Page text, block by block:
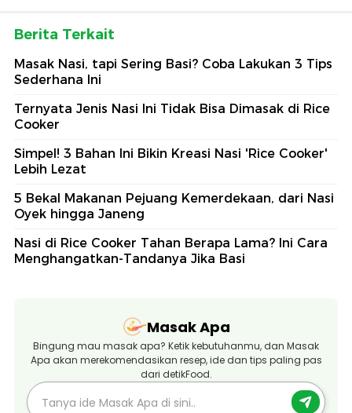
Berita Terkait
Masak Nasi, tapi Sering Basi? Coba Lakukan 3 Tips
Sederhana Ini
Ternyata Jenis Nasi Ini Tidak Bisa Dimasak di Rice
Cooker
Simpel! 3 Bahan Ini Bikin Kreasi Nasi 'Rice Cooker'
Lebih Lezat
5 Bekal Makanan Pejuang Kemerdekaan, dari Nasi
Oyek hingga Janeng
Nasi di Rice Cooker Tahan Berapa Lama? Ini Cara
Menghangatkan-Tandanya Jika Basi
Masak Apa
Bingung mau masak apa? Ketik kebutuhanmu, dan Masak
Apa akan merekomendasikan resep, ide dan tips paling pas
dari detikFood.